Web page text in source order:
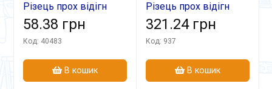
Різець прох відігн
20х12х125 Т30К4
58.38 грн
Код: 40483
В кошик
Різець прох відігн
25х20х140 ВК8
321.24 грн
Код: 937
В кошик